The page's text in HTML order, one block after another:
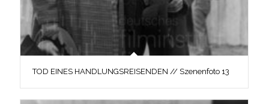
TOD EINES HANDLUNGSREISENDEN // Szenenfoto 13